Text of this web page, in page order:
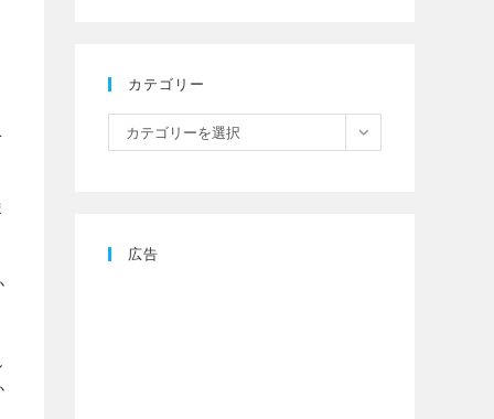
カテゴリー
カテゴリーを選択
広告